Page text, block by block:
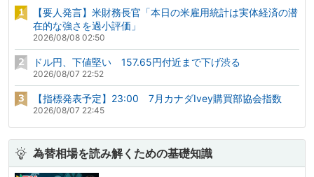
【要人発言】米財務長官「本日の米雇用統計は実体経済の潜
在的な強さを過小評価」
2026/08/08 02:50
ドル円、下値堅い 157.65円付近まで下げ渋る
2026/08/07 22:52
【指標発表予定】23:00 7月カナダIvey購買部協会指数
2026/08/07 22:45
為替相場を読み解くための基礎知識